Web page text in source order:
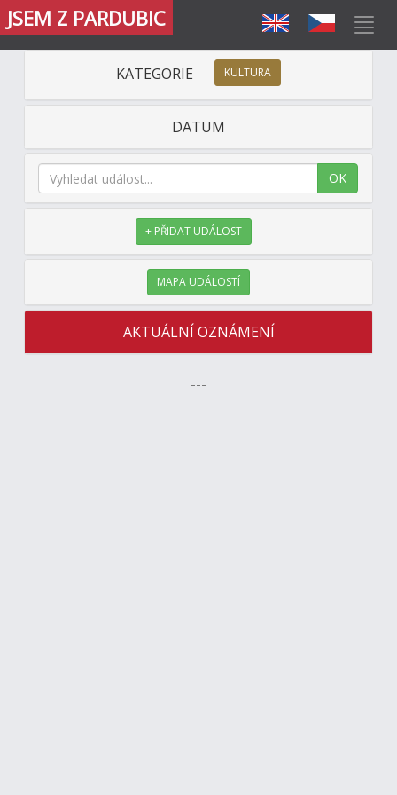
JSEM Z PARDUBIC
KATEGORIE KULTURA
DATUM
OK
+ PŘIDAT UDÁLOST
MAPA UDÁLOSTÍ
AKTUÁLNÍ OZNÁMENÍ
---